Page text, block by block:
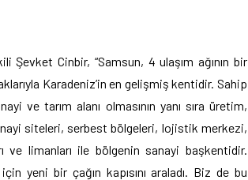
Şevket Cinbir, “Samsun, 4 ulaşım ağının bir
Karadeniz’in en gelişmiş kentidir. Sahip
ve tarım alanı olmasının yanı sıra üretim,
siteleri, serbest bölgeleri, lojistik merkezi,
ve limanları ile bölgenin sanayi başkentidir.
yeni bir çağın kapısını araladı. Biz de bu